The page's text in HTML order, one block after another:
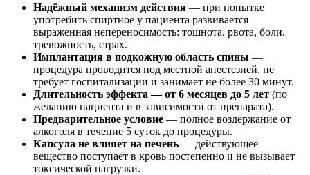
Надёжный механизм действия — при попытке
употребить спиртное у пациента развивается
выраженная непереносимость: тошнота, рвота, боли,
тревожность, страх.
Имплантация в подкожную область спины —
процедура проводится под местной анестезией, не
требует госпитализации и занимает не более 30 минут.
Длительность эффекта — от 6 месяцев до 5 лет (по
желанию пациента и в зависимости от препарата).
Предварительное условие — полное воздержание от
алкоголя в течение 5 суток до процедуры.
Капсула не влияет на печень — действующее
вещество поступает в кровь постепенно и не вызывает
токсической нагрузки.